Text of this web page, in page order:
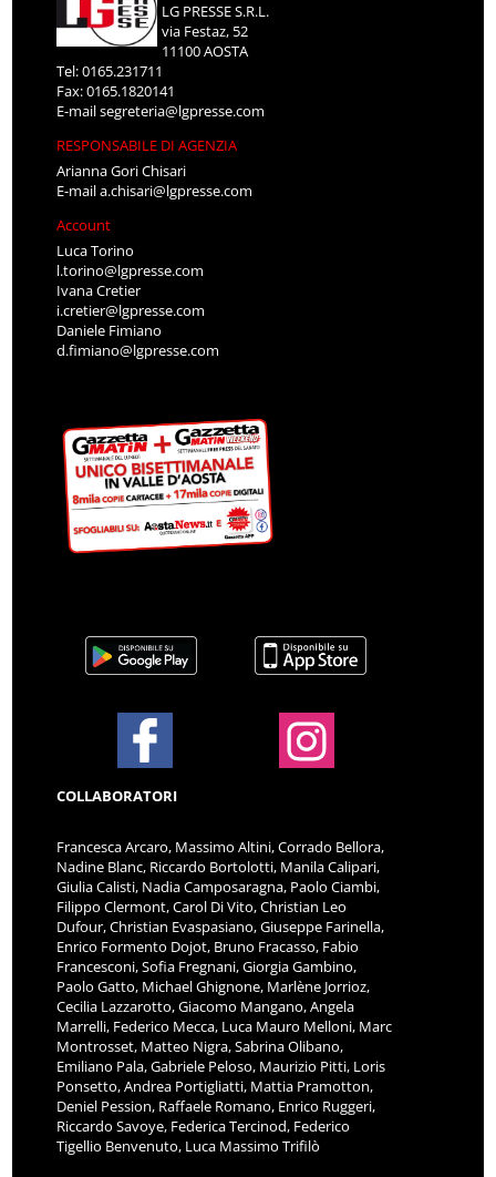
LG PRESSE S.R.L.
via Festaz, 52
11100 AOSTA
Tel: 0165.231711
Fax: 0165.1820141
E-mailsegreteria@lgpresse.com
RESPONSABILE DI AGENZIA
Arianna Gori Chisari
E-maila.chisari@lgpresse.com
Account
Luca Torino
l.torino@lgpresse.com
Ivana Cretier
i.cretier@lgpresse.com
Daniele Fimiano
d.fimiano@lgpresse.com
COLLABORATORI
Francesca Arcaro, Massimo Altini, Corrado Bellora,
Nadine Blanc, Riccardo Bortolotti, Manila Calipari,
Giulia Calisti, Nadia Camposaragna, Paolo Ciambi,
Filippo Clermont, Carol Di Vito, Christian Leo
Dufour, Christian Evaspasiano, Giuseppe Farinella,
Enrico Formento Dojot, Bruno Fracasso, Fabio
Francesconi, Sofia Fregnani, Giorgia Gambino,
Paolo Gatto, Michael Ghignone, Marlène Jorrioz,
Cecilia Lazzarotto, Giacomo Mangano, Angela
Marrelli, Federico Mecca, Luca Mauro Melloni, Marc
Montrosset, Matteo Nigra, Sabrina Olibano,
Emiliano Pala, Gabriele Peloso, Maurizio Pitti, Loris
Ponsetto, Andrea Portigliatti, Mattia Pramotton,
Deniel Pession, Raffaele Romano, Enrico Ruggeri,
Riccardo Savoye, Federica Tercinod, Federico
Tigellio Benvenuto, Luca Massimo Trifilò